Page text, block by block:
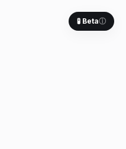
🧪 Betaⓘ